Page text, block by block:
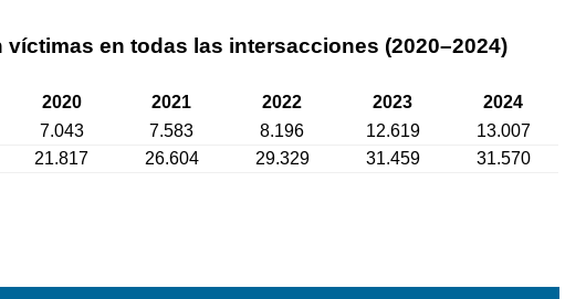
en todas las intersacciones (2020–2024)
2020 2021 2022 2023
2024
7.043 7.583 8.196 12.619
13.007
21.817 26.604 29.329 31.459 31.570